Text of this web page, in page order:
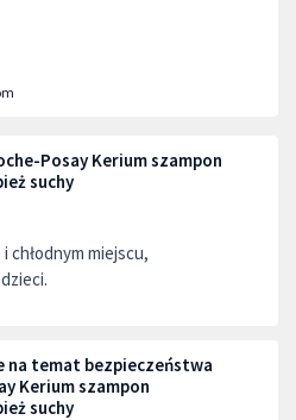
Posay Kerium szampon
suchy
chłodnym miejscu,
na temat bezpieczeństwa
Kerium szampon
suchy